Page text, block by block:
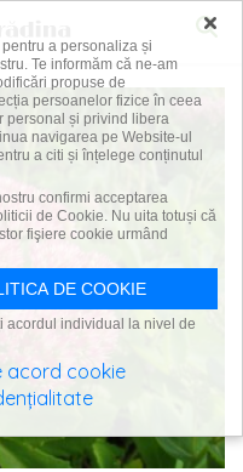
×
a personaliza și
Te informăm că ne-am
propuse de
persoanelor fizice în ceea
personal și privind libera
navigarea pe Website-ul
a citi și înțelege conținutul
confirmi acceptarea
de Cookie. Nu uita totuși că
fişiere cookie urmând
DE COOKIE
acordul individual la nivel de
acord cookie